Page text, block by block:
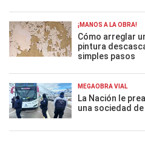
¡MANOS A LA OBRA!
Cómo arreglar
pintura
simples pasos
MEGAOBRA VIAL
La Nación le
una sociedad